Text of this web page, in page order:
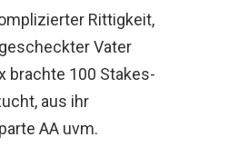
Rittigkeit,
Vater
brachte 100 Stakes-
aus ihr
AA uvm.